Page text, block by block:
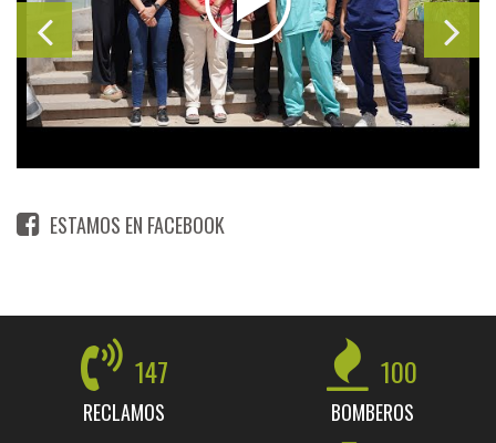
ESTAMOS EN FACEBOOK
147
RECLAMOS
100
BOMBEROS